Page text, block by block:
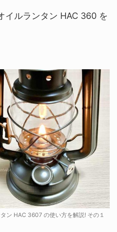
イルランタン HAC 360 を
ン HAC 3607 の使い方を解説! その１